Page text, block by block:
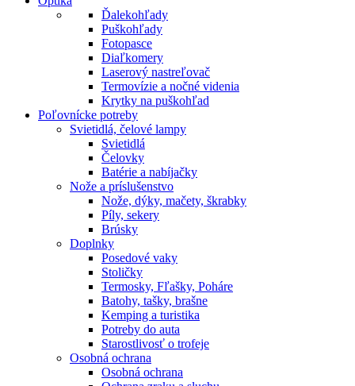
Ďalekohľady
Puškohľady
Fotopasce
Diaľkomery
Laserový nastreľovač
Termovízie a nočné videnia
Krytky na puškohľad
Poľovnícke potreby
Svietidlá, čelové lampy
Svietidlá
Čelovky
Batérie a nabíjačky
Nože a príslušenstvo
Nože, dýky, mačety, škrabky
Píly, sekery
Brúsky
Doplnky
Posedové vaky
Stoličky
Termosky, Fľašky, Poháre
Batohy, tašky, brašne
Kemping a turistika
Potreby do auta
Starostlivosť o trofeje
Osobná ochrana
Osobná ochrana